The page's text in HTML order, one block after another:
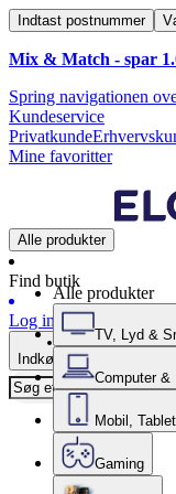
Indtast postnummer
Mix & Match - spar
Spring navigationen
Kundeservice
Privatkunde
Mine favoritter
Alle produkter
Find butik
Log ind
Indkøbskurv
Alle produkter
TV, Lyd &
Computer &
Mobil,
Gaming